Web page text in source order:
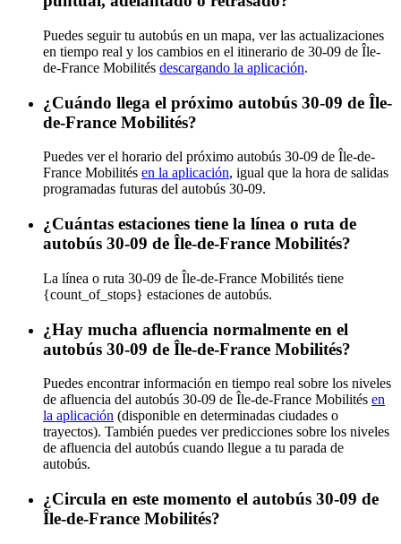
Puedes seguir tu autobús en un mapa, ver las actualizaciones
en tiempo real y los cambios en el itinerario de 30-09 de Île-
de-France Mobilités descargando la aplicación.
¿Cuándo llega el próximo autobús 30-09 de Île-
de-France Mobilités?
Puedes ver el horario del próximo autobús 30-09 de Île-de-
France Mobilités en la aplicación, igual que la hora de salidas
programadas futuras del autobús 30-09.
¿Cuántas estaciones tiene la línea o ruta de
autobús 30-09 de Île-de-France Mobilités?
La línea o ruta 30-09 de Île-de-France Mobilités tiene
{count_of_stops} estaciones de autobús.
¿Hay mucha afluencia normalmente en el
autobús 30-09 de Île-de-France Mobilités?
Puedes encontrar información en tiempo real sobre los niveles
de afluencia del autobús 30-09 de Île-de-France Mobilités en
la aplicación (disponible en determinadas ciudades o
trayectos). También puedes ver predicciones sobre los niveles
de afluencia del autobús cuando llegue a tu parada de
autobús.
¿Circula en este momento el autobús 30-09 de
Île-de-France Mobilités?